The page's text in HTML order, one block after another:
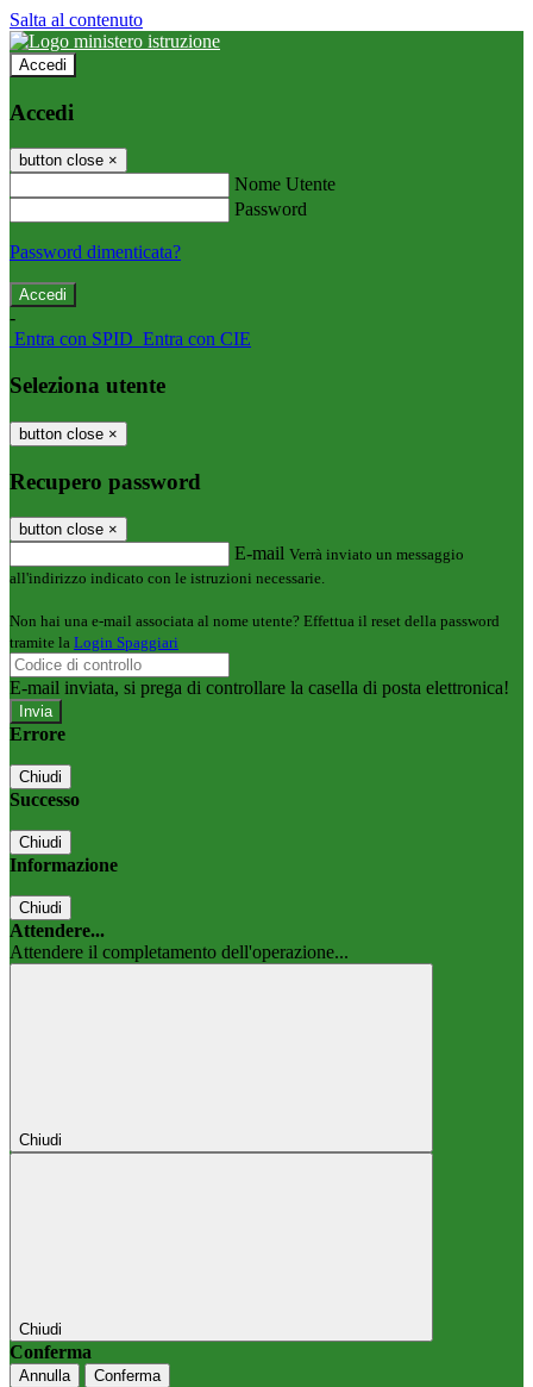
Salta al contenuto
Accedi
Accedi
button close ×
Nome Utente
Password
Password dimenticata?
-
Entra con SPID Entra con CIE
Seleziona utente
button close ×
Recupero password
button close ×
E-mail Verrà inviato un messaggio
all'indirizzo indicato con le istruzioni necessarie.
Non hai una e-mail associata al nome utente? Effettua il reset della password
tramite la Login Spaggiari
E-mail inviata, si prega di controllare la casella di posta elettronica!
Errore
Chiudi
Successo
Chiudi
Informazione
Chiudi
Attendere...
Attendere il completamento dell'operazione...
Chiudi
Chiudi
Conferma
Annulla Conferma